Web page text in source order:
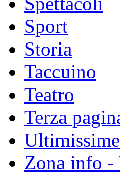
Sport
Storia
Taccuino
Teatro
Terza
Ultimissime
Zona info -